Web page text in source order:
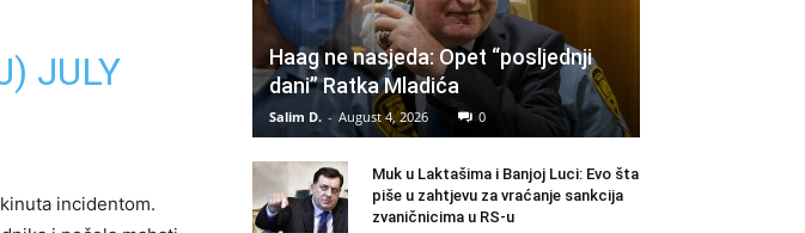
JULY
incidentom.
Haag ne nasjeda: Opet “posljednji
dani” Ratka Mladića
Salim D. - August 4, 2026 0
Muk u Laktašima i Banjoj Luci: Evo šta
piše u zahtjevu za vraćanje sankcija
zvaničnicima u RS-u